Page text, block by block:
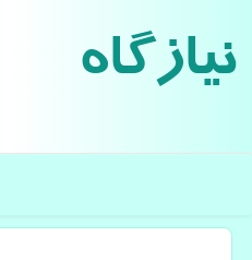
نیازگاه